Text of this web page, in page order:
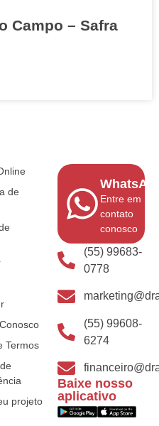
Campo – Safra
de
Termos
projeto
Entre em
contato
conosco
(55) 99683-
0778
(55) 99608-
6274
Baixe nosso
aplicativo